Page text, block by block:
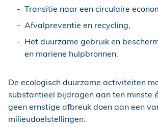
Transitie naar een circulaire
Afvalpreventie en recycling,
Het duurzame gebruik en
en mariene hulpbronnen.
De ecologisch duurzame activiteiten
substantieel bijdragen aan ten minste
geen ernstige afbreuk doen aan een
milieudoelstellingen.